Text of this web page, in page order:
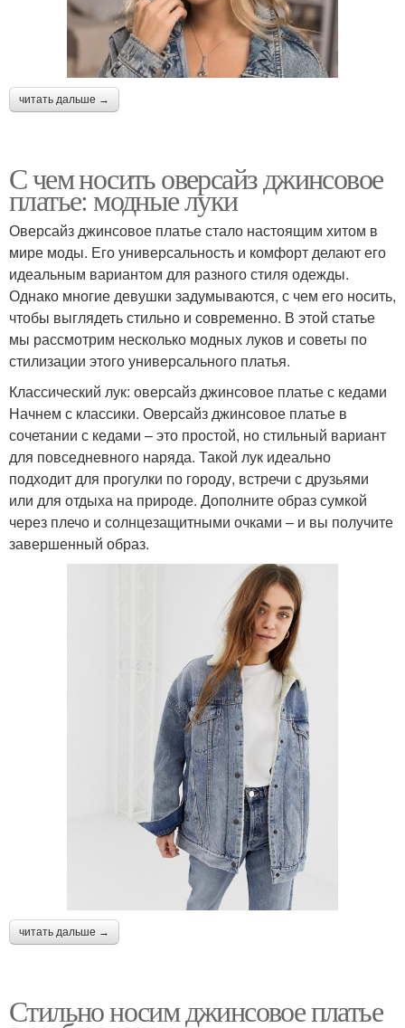
читать дальше →
С чем носить оверсайз джинсовое
платье: модные луки
Оверсайз джинсовое платье стало настоящим хитом в
мире моды. Его универсальность и комфорт делают его
идеальным вариантом для разного стиля одежды.
Однако многие девушки задумываются, с чем его носить,
чтобы выглядеть стильно и современно. В этой статье
мы рассмотрим несколько модных луков и советы по
стилизации этого универсального платья.
Классический лук: оверсайз джинсовое платье с кедами
Начнем с классики. Оверсайз джинсовое платье в
сочетании с кедами – это простой, но стильный вариант
для повседневного наряда. Такой лук идеально
подходит для прогулки по городу, встречи с друзьями
или для отдыха на природе. Дополните образ сумкой
через плечо и солнцезащитными очками – и вы получите
завершенный образ.
читать дальше →
Стильно носим джинсовое платье